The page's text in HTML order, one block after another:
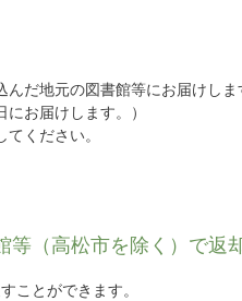
だ地元の図書館等にお届けしま
お届けします。）
ください。
等（高松市を除く）で返
ことができます。